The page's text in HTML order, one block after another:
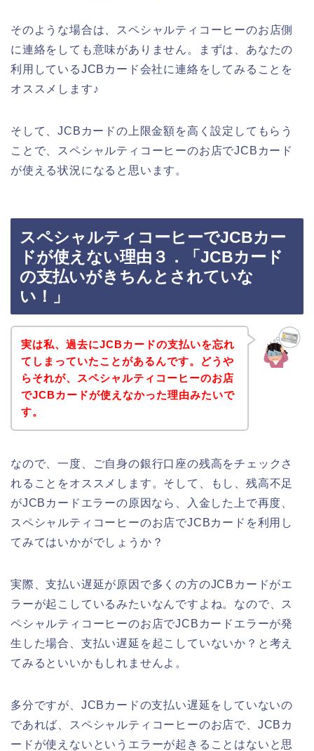
そのような場合は、スペシャルティコーヒーのお店側
に連絡をしても意味がありません。まずは、あなたの
利用しているJCBカード会社に連絡をしてみることを
オススメします♪
そして、JCBカードの上限金額を高く設定してもらう
ことで、スペシャルティコーヒーのお店でJCBカード
が使える状況になると思います。
スペシャルティコーヒーでJCBカー
ドが使えない理由３．「JCBカード
の支払いがきちんとされていな
い！」
実は私、過去にJCBカードの支払いを忘れ
てしまっていたことがあるんです。どうや
らそれが、スペシャルティコーヒーのお店
でJCBカードが使えなかった理由みたいで
す。
なので、一度、ご自身の銀行口座の残高をチェックさ
れることをオススメします。そして、もし、残高不足
がJCBカードエラーの原因なら、入金した上で再度、
スペシャルティコーヒーのお店でJCBカードを利用し
てみてはいかがでしょうか？
実際、支払い遅延が原因で多くの方のJCBカードがエ
ラーが起こしているみたいなんですよね。なので、ス
ペシャルティコーヒーのお店でJCBカードエラーが発
生した場合、支払い遅延を起こしていないか？と考え
てみるといいかもしれませんよ。
多分ですが、JCBカードの支払い遅延をしていないの
であれば、スペシャルティコーヒーのお店で、JCBカ
ードが使えないというエラーが起きることはないと思